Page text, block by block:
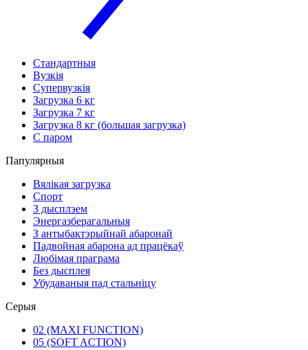
Стандартныя
Вузкія
Супервузкія
Загрузка 6 кг
Загрузка 7 кг
Загрузка 8 кг (большая загрузка)
С паром
Папулярныя
Вялікая загрузка
Спорт
З дысплэем
Энергазберагальныя
З антыбактэрыйнай абаронай
Падвойная абарона ад працёкаў
Любімая праграма
Без дысплея
Убудаваныя пад стальніцу
Серыя
02 (MAXI FUNCTION)
05 (SOFT ACTION)